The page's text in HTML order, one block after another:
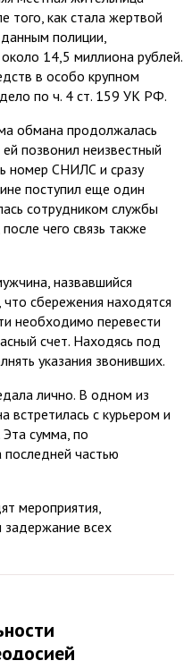
того, как стала жертвой
полиции,
14,5 миллиона рублей.
в особо крупном
по ч. 4 ст. 159 УК РФ.
обмана продолжалась
позвонил неизвестный
номер СНИЛС и сразу
поступил еще один
сотрудником службы
чего связь также
назвавшийся
сбережения находятся
необходимо перевести
счет. Находясь под
указания звонивших.
лично. В одном из
встретилась с курьером и
сумма, по
частью
мероприятия,
задержание всех